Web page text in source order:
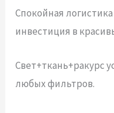
Спокойная
инвестиция в
Свет+ткань+ракурс
любых фильтров.